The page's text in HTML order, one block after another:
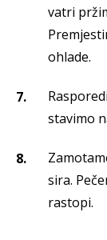
vatri
ohlade.
stavimo
sira.
rastopi.